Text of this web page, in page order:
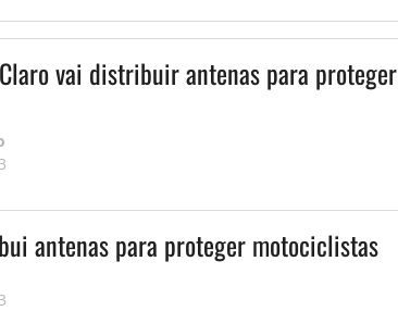
vai distribuir antenas para proteger
antenas para proteger motociclistas